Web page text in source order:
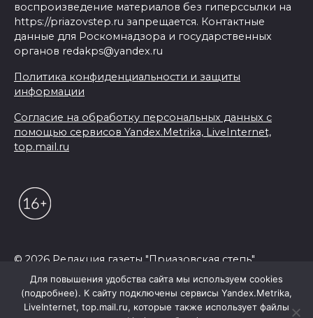
воспроизведение материалов без гиперссылки на
https://priazovstep.ru запрещается. Контактные
данные для Роскомнадзора и государственных
органов redakps@yandex.ru
Политика конфиденциальности и защиты
информации
Согласие на обработку персональных данных с
помощью сервисов Yandex.Metrika, LiveInternet,
top.mail.ru
© 2026 Редакция газеты "Приазовская степь"
Для повышения удобства сайта мы используем cookies
(подробнее). К сайту подключены сервисы Yandex.Metrika,
LiveInternet, top.mail.ru, которые также использует файлы